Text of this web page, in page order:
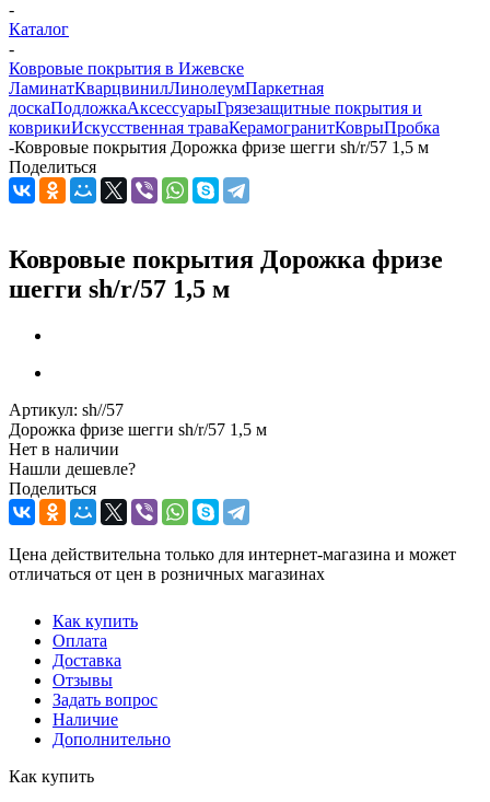
-
Каталог
-
Ковровые покрытия в Ижевске
ЛаминатКварцвинилЛинолеумПаркетная
доскаПодложкаАксессуарыГрязезащитные покрытия и
коврикиИскусственная траваКерамогранитКоврыПробка
-Ковровые покрытия Дорожка фризе шегги sh/r/57 1,5 м
Поделиться
Ковровые покрытия Дорожка фризе
шегги sh/r/57 1,5 м
Артикул: sh//57
Дорожка фризе шегги sh/r/57 1,5 м
Нет в наличии
Нашли дешевле?
Поделиться
Цена действительна только для интернет-магазина и может
отличаться от цен в розничных магазинах
Как купить
Оплата
Доставка
Отзывы
Задать вопрос
Наличие
Дополнительно
Как купить